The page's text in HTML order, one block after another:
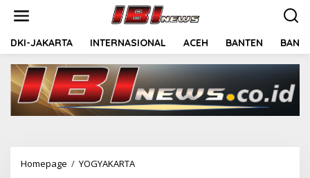
DKI-JAKARTA INTERNASIONAL ACEH BANTEN
Homepage / YOGYAKARTAKOMPAYO